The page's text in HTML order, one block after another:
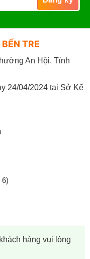
TRE
An Hội, Tỉnh
24/04/2024 tại Sở Kế
6)
hàng vui lòng